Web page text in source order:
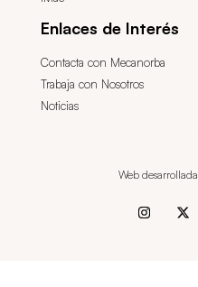
Enlaces de Interés
Contacta con Mecanorba
Trabaja con Nosotros
Noticias
Web